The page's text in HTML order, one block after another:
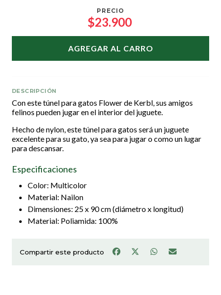
PRECIO
$23.900
AGREGAR AL CARRO
DESCRIPCIÓN
Con este túnel para gatos Flower de Kerbl, sus amigos
felinos pueden jugar en el interior del juguete.
Hecho de nylon, este túnel para gatos será un juguete
excelente para su gato, ya sea para jugar o como un lugar
para descansar.
Especificaciones
Color: Multicolor
Material: Nailon
Dimensiones: 25 x 90 cm (diámetro x longitud)
Material: Poliamida: 100%
Compartir este producto